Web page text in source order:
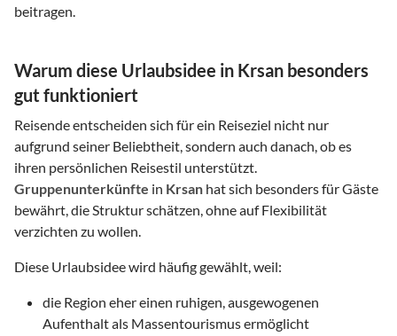
beitragen.
Warum diese Urlaubsidee in Krsan besonders
gut funktioniert
Reisende entscheiden sich für ein Reiseziel nicht nur
aufgrund seiner Beliebtheit, sondern auch danach, ob es
ihren persönlichen Reisestil unterstützt.
Gruppenunterkünfte in Krsan hat sich besonders für Gäste
bewährt, die Struktur schätzen, ohne auf Flexibilität
verzichten zu wollen.
Diese Urlaubsidee wird häufig gewählt, weil:
die Region eher einen ruhigen, ausgewogenen
Aufenthalt als Massentourismus ermöglicht